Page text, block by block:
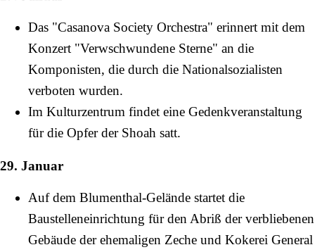
Das "Casanova Society Orchestra" erinnert mit dem
Konzert "Verwschwundene Sterne" an die
Komponisten, die durch die Nationalsozialisten
verboten wurden.
Im Kulturzentrum findet eine Gedenkveranstaltung
für die Opfer der Shoah satt.
29. Januar
Auf dem Blumenthal-Gelände startet die
Baustelleneinrichtung für den Abriß der verbliebenen
Gebäude der ehemaligen Zeche und Kokerei General